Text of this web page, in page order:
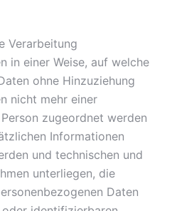
Verarbeitung
in einer Weise, auf welche
ohne Hinzuziehung
nicht mehr einer
zugeordnet werden
Informationen
und technischen und
unterliegen, die
Daten